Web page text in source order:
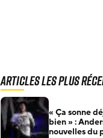
Articles les plus
« Ça sonne
bien » :
nouvelles du